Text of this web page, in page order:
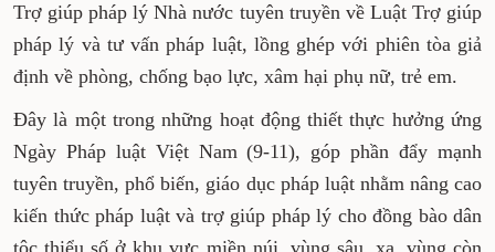
Trợ giúp pháp lý Nhà nước tuyên truyền về Luật Trợ giúp
pháp lý và tư vấn pháp luật, lồng ghép với phiên tòa giả
định về phòng, chống bạo lực, xâm hại phụ nữ, trẻ em.
Đây là một trong những hoạt động thiết thực hưởng ứng
Ngày Pháp luật Việt Nam (9-11), góp phần đẩy mạnh
tuyên truyền, phổ biến, giáo dục pháp luật nhằm nâng cao
kiến thức pháp luật và trợ giúp pháp lý cho đồng bào dân
tộc thiểu số ở khu vực miền núi, vùng sâu, xa, vùng còn